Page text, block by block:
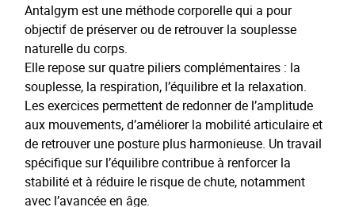
Antalgym est une méthode corporelle qui a pour
objectif de préserver ou de retrouver la souplesse
naturelle du corps.
Elle repose sur quatre piliers complémentaires : la
souplesse, la respiration, l’équilibre et la relaxation.
Les exercices permettent de redonner de l’amplitude
aux mouvements, d’améliorer la mobilité articulaire et
de retrouver une posture plus harmonieuse. Un travail
spécifique sur l’équilibre contribue à renforcer la
stabilité et à réduire le risque de chute, notamment
avec l’avancée en âge.